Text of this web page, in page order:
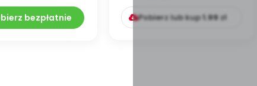
bezpłatnie Pobierz lub kup1.99zł